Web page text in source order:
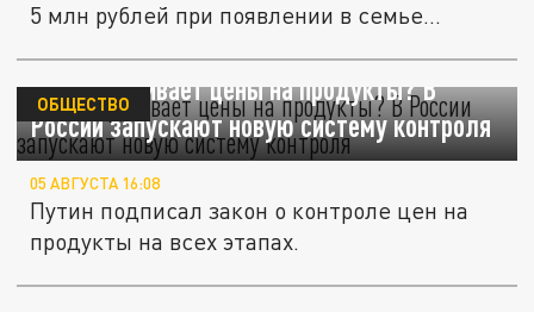
5 млн рублей при появлении в семье...
Кто накручивает цены на продукты? В
России запускают новую систему контроля
ОБЩЕСТВО
05 АВГУСТА 16:08
Путин подписал закон о контроле цен на
продукты на всех этапах.